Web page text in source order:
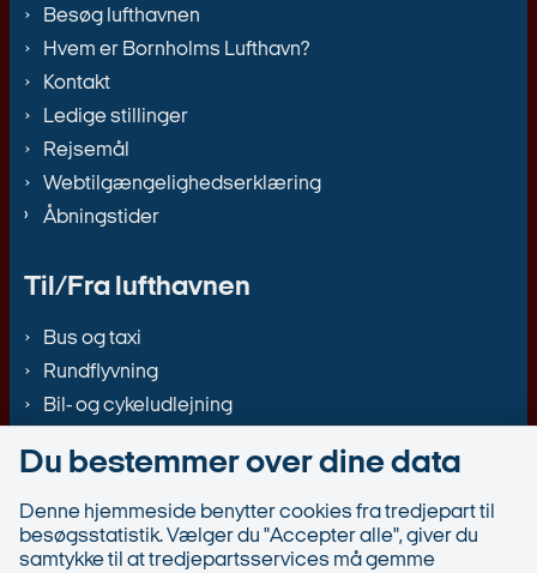
Besøg lufthavnen
Hvem er Bornholms Lufthavn?
Kontakt
Ledige stillinger
Rejsemål
Webtilgængelighedserklæring
Åbningstider
Til/Fra lufthavnen
Bus og taxi
Rundflyvning
Bil- og cykeludlejning
Du bestemmer over dine data
Denne hjemmeside benytter cookies fra tredjepart til
besøgsstatistik. Vælger du "Accepter alle", giver du
samtykke til at tredjepartsservices må gemme